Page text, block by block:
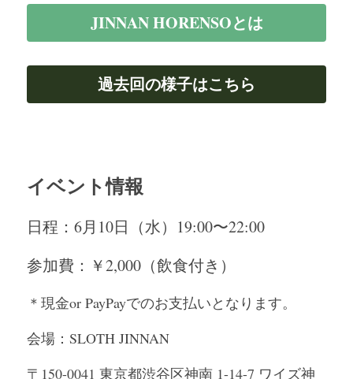
JINNAN HORENSOとは
過去回の様子はこちら
イベント情報
日程：6月10日（水）19:00〜22:00
参加費：￥2,000（飲食付き）
＊現金or PayPayでのお支払いとなります。
会場：SLOTH JINNAN
〒150-0041 東京都渋谷区神南 1-14-7 ワイズ神